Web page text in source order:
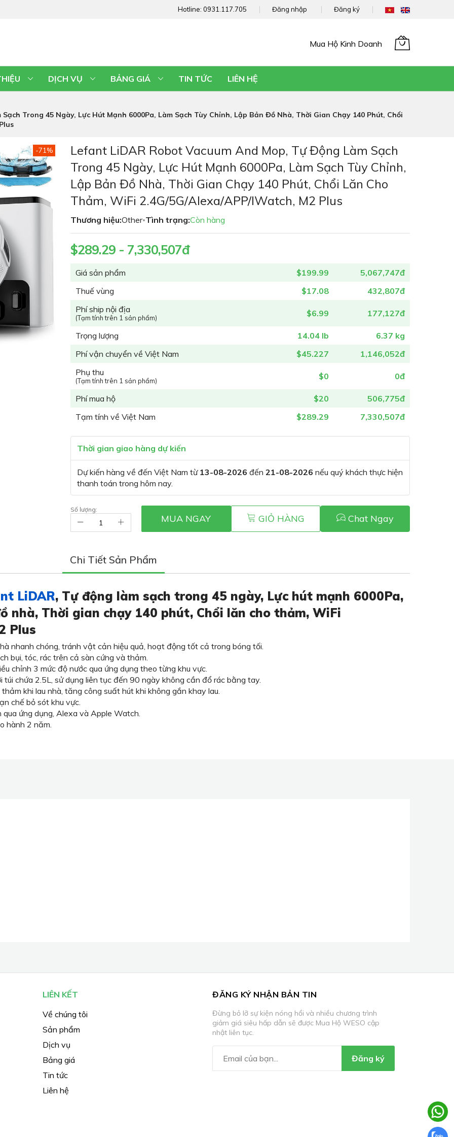
Hotline: 0931.117.705 Đăng nhập Đăng ký
Mua Hộ Kinh Doanh
DỊCH VỤ BẢNG GIÁ TIN TỨC
LIÊN HỆ
Trong 45 Ngày, Lực Hút Mạnh 6000Pa, Làm Sạch Tùy Chỉnh, Lập Bản Đồ Nhà, Thời Gian Chạy 140 Phút, Chổi
-71%
Lefant LiDAR Robot Vacuum And Mop, Tự Động Làm Sạch
Trong 45 Ngày, Lực Hút Mạnh 6000Pa, Làm Sạch Tùy Chỉnh,
Lập Bản Đồ Nhà, Thời Gian Chạy 140 Phút, Chổi Lăn Cho
Thảm, WiFi 2.4G/5G/Alexa/APP/iWatch, M2 Plus
Thương hiệu:Other•Tình trạng:Còn hàng
Giá sản phẩm $199.99
5,067,747đ
Thuế vùng
$17.08
432,807đ
Phí ship nội địa
(Tạm tính trên 1 sản phẩm) $6.99 177,127đ
Trọng lượng 14.04 lb
6.37 kg
Phí vận chuyển về Việt Nam
$45.227
1,146,052đ
Phụ thu
(Tạm tính trên 1 sản phẩm) $0 0đ
Phí mua hộ $20
506,775đ
Tạm tính về Việt Nam
$289.29 7,330,507đ
$289.29 - 7,330,507đ
Thời gian giao hàng dự kiến
Dự kiến hàng về đến Việt Nam từ 13-08-2026 đến 21-08-2026 nếu quý khách thực hiện
thanh toán trong hôm nay.
Số lượng:
MUA NGAY GIỎ HÀNG Chat Ngay
Chi Tiết Sản Phẩm
LiDAR, Tự động làm sạch trong 45 ngày, Lực hút mạnh 6000Pa,
nhà, Thời gian chạy 140 phút, Chổi lăn cho thảm, WiFi
Plus
nhanh chóng, tránh vật cản hiệu quả, hoạt động tốt cả trong bóng tối.
bụi, tóc, rác trên cả sàn cứng và thảm.
chỉnh 3 mức độ nước qua ứng dụng theo từng khu vực.
chứa 2.5L, sử dụng liên tục đến 90 ngày không cần đổ rác bằng tay.
khi lau nhà, tăng công suất hút khi không gắn khay lau.
chế bỏ sót khu vực.
ứng dụng, Alexa và Apple Watch.
hành 2 năm.
LIÊN KẾT
Về chúng tôi
Sản phẩm
Dịch vụ
Bảng giá
Tin tức
Liên hệ
ĐĂNG KÝ NHẬN BẢN TIN
Đừng bỏ lỡ sự kiện nóng hổi và nhiều chương trình
giảm giá siêu hấp dẫn sẽ được Mua Hộ WESO cập
nhật liên tục.
Đăng ký